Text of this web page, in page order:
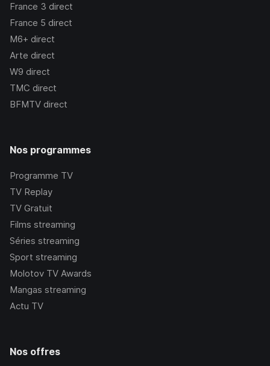
France 3 direct
France 5 direct
M6+ direct
Arte direct
W9 direct
TMC direct
BFMTV direct
Nos programmes
Programme TV
TV Replay
TV Gratuit
Films streaming
Séries streaming
Sport streaming
Molotov TV Awards
Mangas streaming
Actu TV
Nos offres